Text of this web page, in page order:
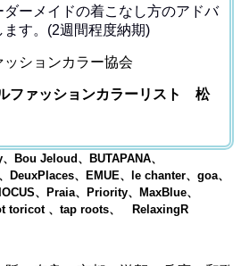
ーメイドの着こなし方のアドバ
ます。(2週間程度納期)
ファッションカラーリスト 松
Bou Jeloud、BUTAPANA、
DeuxPlaces、EMUE、le chanter、goa、
、Praia、Priority、MaxBlue、
toricot 、tap roots、 RelaxingR